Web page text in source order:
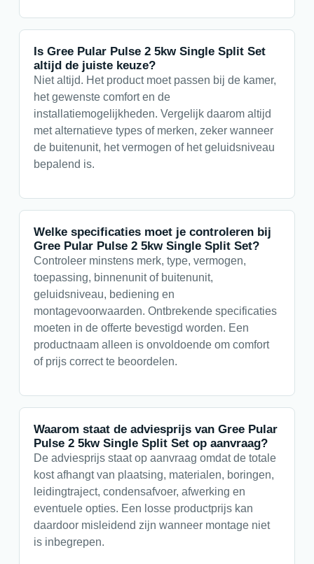
Is Gree Pular Pulse 2 5kw Single Split Set
altijd de juiste keuze?
Niet altijd. Het product moet passen bij de kamer,
het gewenste comfort en de
installatiemogelijkheden. Vergelijk daarom altijd
met alternatieve types of merken, zeker wanneer
de buitenunit, het vermogen of het geluidsniveau
bepalend is.
Welke specificaties moet je controleren bij
Gree Pular Pulse 2 5kw Single Split Set?
Controleer minstens merk, type, vermogen,
toepassing, binnenunit of buitenunit,
geluidsniveau, bediening en
montagevoorwaarden. Ontbrekende specificaties
moeten in de offerte bevestigd worden. Een
productnaam alleen is onvoldoende om comfort
of prijs correct te beoordelen.
Waarom staat de adviesprijs van Gree Pular
Pulse 2 5kw Single Split Set op aanvraag?
De adviesprijs staat op aanvraag omdat de totale
kost afhangt van plaatsing, materialen, boringen,
leidingtraject, condensafvoer, afwerking en
eventuele opties. Een losse productprijs kan
daardoor misleidend zijn wanneer montage niet
is inbegrepen.